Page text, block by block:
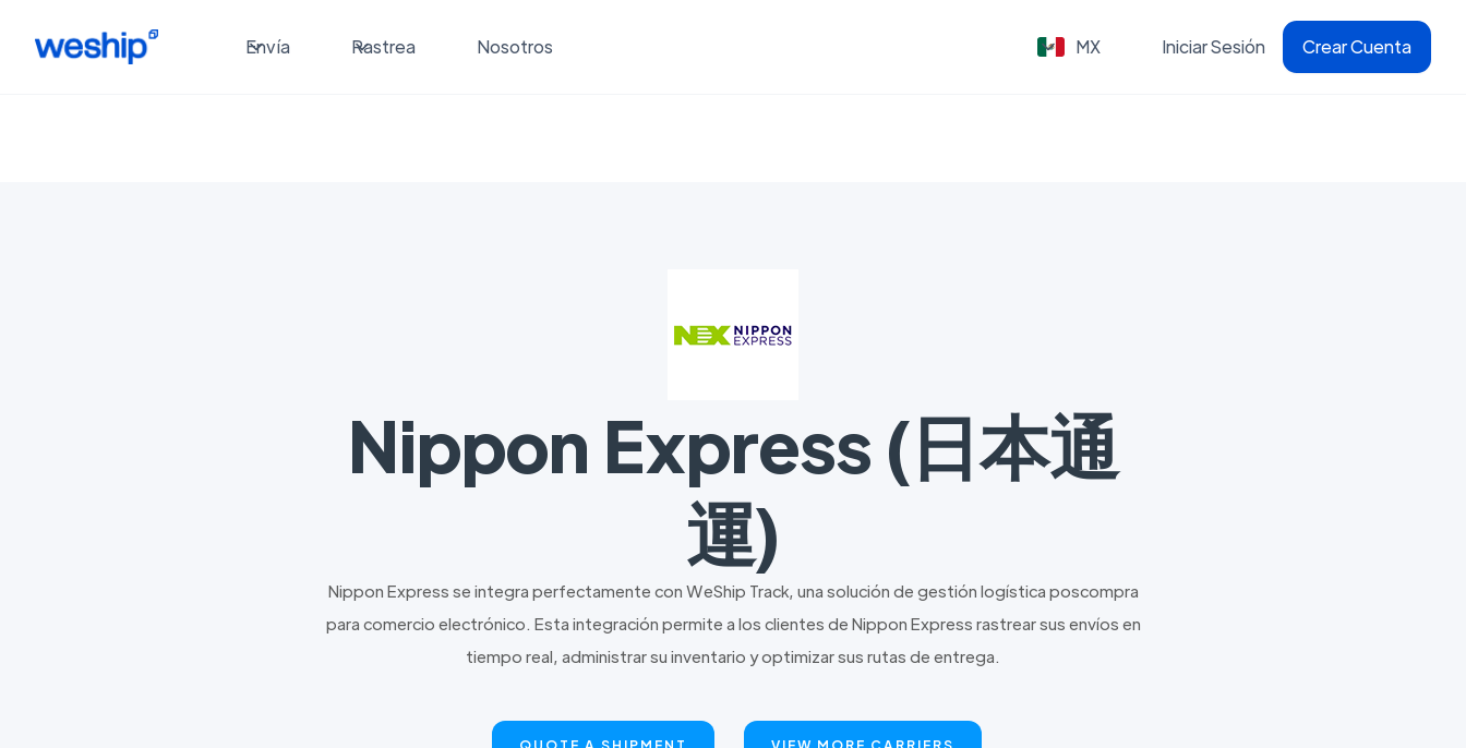
Envía Rastrea Nosotros MX Iniciar Sesión Crear Cuenta
Nippon Express (日本通
運)
Nippon Express se integra perfectamente con WeShip Track, una solución de gestión logística poscompra
para comercio electrónico. Esta integración permite a los clientes de Nippon Express rastrear sus envíos en
tiempo real, administrar su inventario y optimizar sus rutas de entrega.